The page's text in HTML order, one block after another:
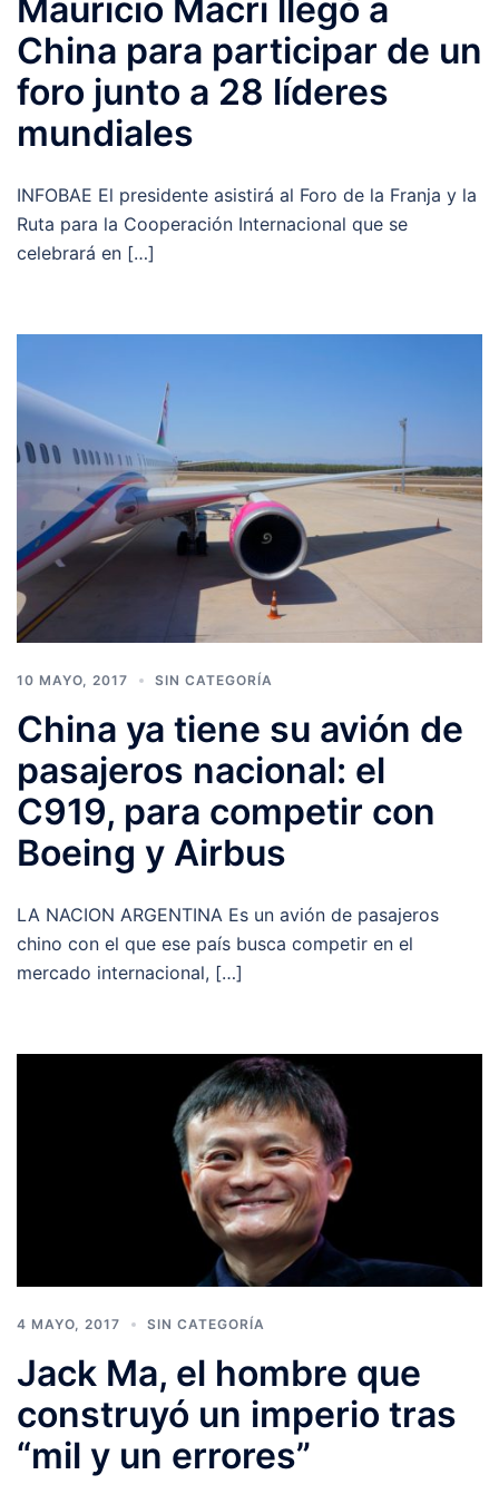
Mauricio Macri llegó a
China para participar de un
foro junto a 28 líderes
mundiales
INFOBAE El presidente asistirá al Foro de la Franja y la
Ruta para la Cooperación Internacional que se
celebrará en […]
10 MAYO, 2017 SIN CATEGORÍA
China ya tiene su avión de
pasajeros nacional: el
C919, para competir con
Boeing y Airbus
LA NACION ARGENTINA Es un avión de pasajeros
chino con el que ese país busca competir en el
mercado internacional, […]
4 MAYO, 2017 SIN CATEGORÍA
Jack Ma, el hombre que
construyó un imperio tras
“mil y un errores”